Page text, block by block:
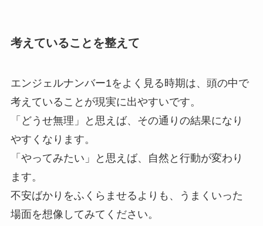
考えていることを整えて
エンジェルナンバー1をよく見る時期は、頭の中で
考えていることが現実に出やすいです。
「どうせ無理」と思えば、その通りの結果になり
やすくなります。
「やってみたい」と思えば、自然と行動が変わり
ます。
不安ばかりをふくらませるよりも、うまくいった
場面を想像してみてください。